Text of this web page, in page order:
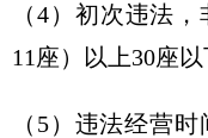
（4）初次违法
11座）以上30座以
（5）违法经营